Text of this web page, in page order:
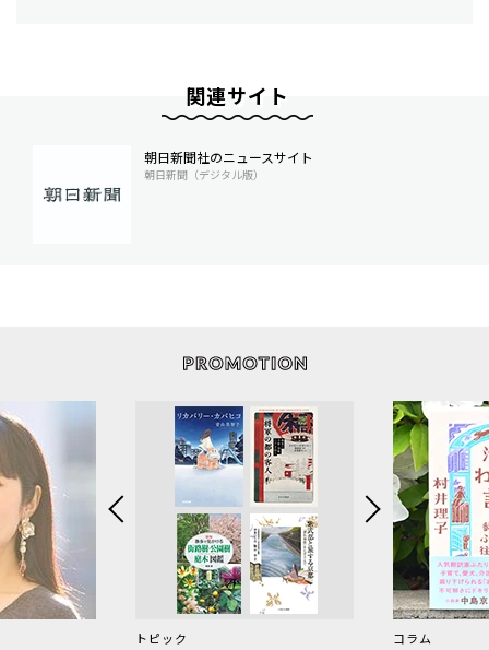
関連サイト
朝日新聞社のニュースサイト
朝日新聞（デジタル版）
トピック コラム